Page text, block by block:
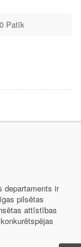
0Patīk
departaments ir
pilsētas
attīstības